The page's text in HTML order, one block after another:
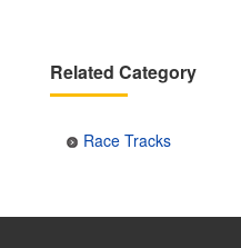
Related Category
Race Tracks